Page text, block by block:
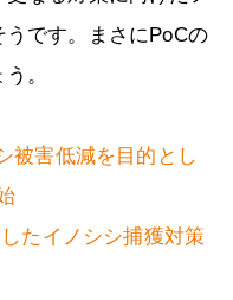
です。まさにPoCの
。
被害低減を目的とし
たイノシシ捕獲対策